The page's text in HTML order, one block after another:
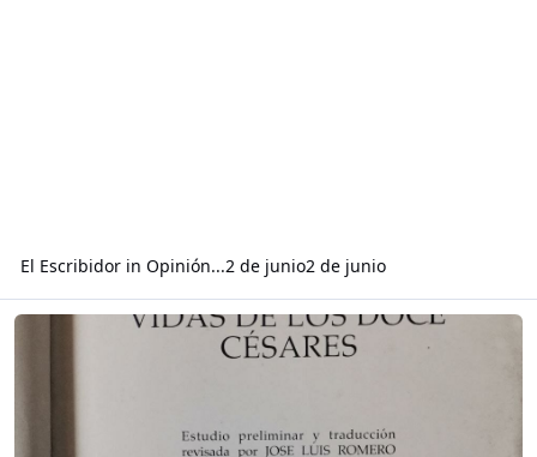
El Escribidorin Opinión...2 de junio2 de junio
Read more about Ensayo sobre libro de Suetonio de las “Vidas de